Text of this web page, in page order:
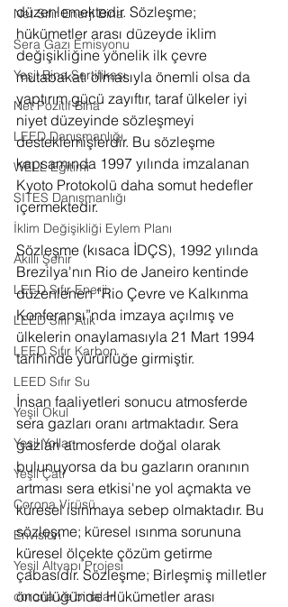
Net Sıfır Enerji Bina
Sera Gazı Emisyonu
Yeşil Bina Sertifikası
Net Pozitif Bina
LEED Danışmanlığı
WELL Eğitimi
SITES Danışmanlığı
İklim Değişikliği Eylem Planı
Akıllı Şehir
LEED Sıfır Enerji
LEED Sıfır Atık
LEED Sıfır Karbon
LEED Sıfır Su
Yeşil Okul
Yeşil Yollar
Yeşil Çatı
Corona Virüsü
Envision
Yeşil Altyapı Projesi
corona ve binalar
düzenlemektedir. Sözleşme;
hükümetler arası düzeyde iklim
değişikliğine yönelik ilk çevre
mutabakatı olmasıyla önemli olsa da
yaptırım gücü zayıftır, taraf ülkeler iyi
niyet düzeyinde sözleşmeyi
desteklemişlerdir. Bu sözleşme
kapsamında 1997 yılında imzalanan
Kyoto Protokolü daha somut hedefler
içermektedir.
Sözleşme (kısaca İDÇS), 1992 yılında
Brezilya'nın Rio de Janeiro kentinde
düzenlenen “Rio Çevre ve Kalkınma
Konferansı”nda imzaya açılmış ve
ülkelerin onaylamasıyla 21 Mart 1994
tarihinde yürürlüğe girmiştir.
İnsan faaliyetleri sonucu atmosferde
sera gazları oranı artmaktadır. Sera
gazları atmosferde doğal olarak
bulunuyorsa da bu gazların oranının
artması sera etkisi'ne yol açmakta ve
küresel ısınmaya sebep olmaktadır. Bu
sözleşme; küresel ısınma sorununa
küresel ölçekte çözüm getirme
çabasıdır. Sözleşme; Birleşmiş milletler
öncülüğünde Hükümetler arası